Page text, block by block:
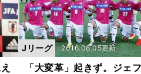
「大変革」起きず。ジェ
2016.08.05更新
Jリーグ